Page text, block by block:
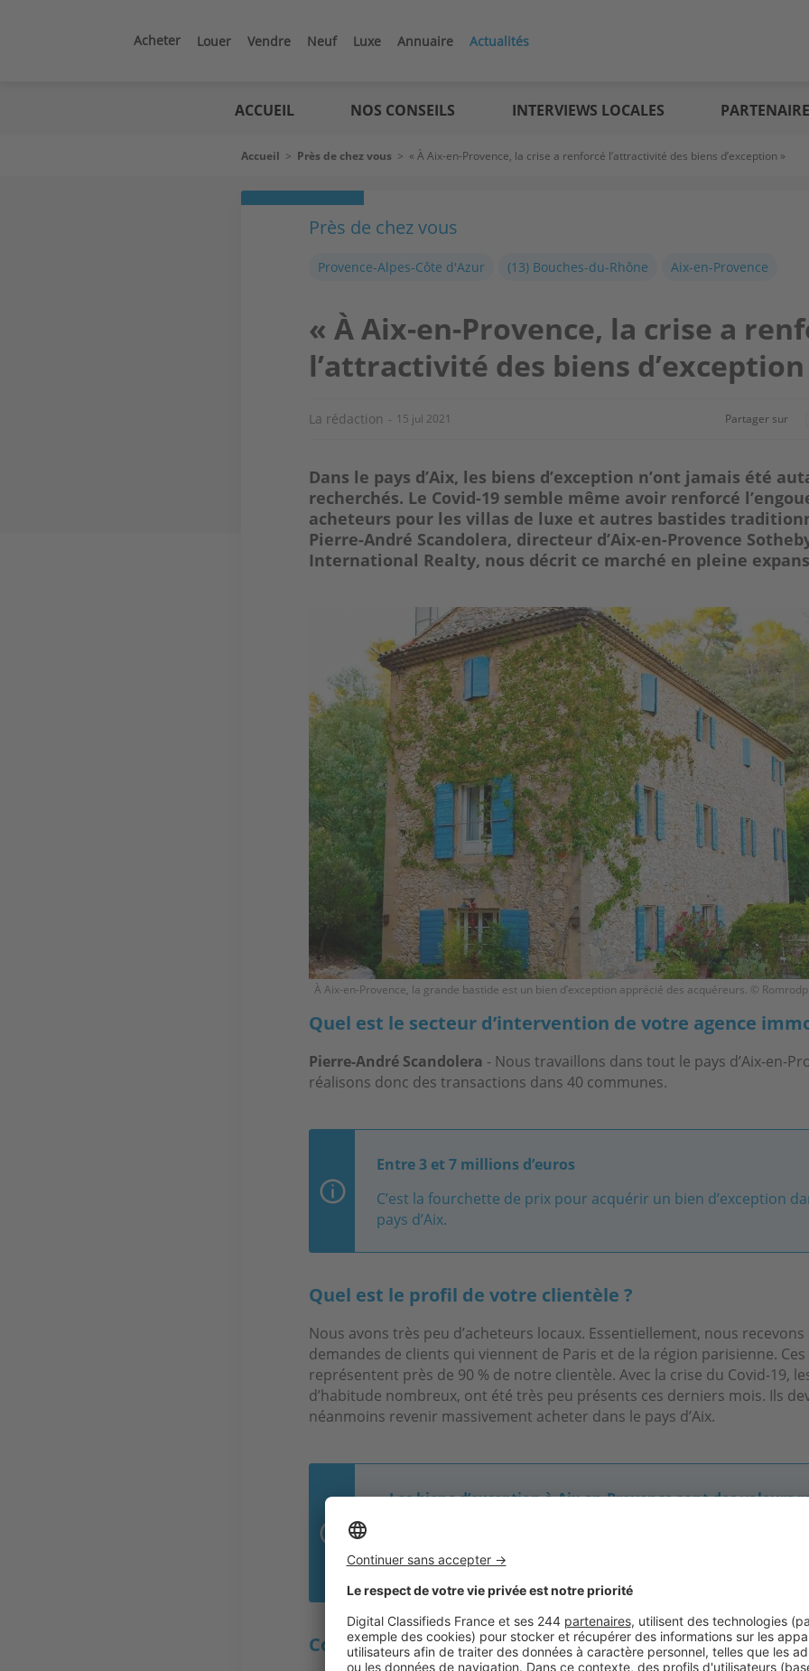
Acheter Louer Vendre Neuf Luxe Annuaire Actualités
ACCUEIL NOS CONSEILS INTERVIEWS LOCALES
Fil
Accueil > Près de chez vous > « À Aix-en-Provence, la crise a renforcé l’attractivité des biens d’exception »
Près de chez vous
Provence-Alpes-Côte d'Azur (13) Bouches-du-Rhône Aix-en-Provence
« À Aix-en-Provence, la crise a
l’attractivité des biens
La rédaction 15 jul 2021 Partager sur
Dans le pays d’Aix, les biens d’exception n’ont jamais été
recherchés. Le Covid-19 semble même avoir renforcé
acheteurs pour les villas de luxe et autres bastides
Pierre-André Scandolera, directeur d’Aix-en-Provence
International Realty, nous décrit ce marché en pleine
À Aix-en-Provence, la grande bastide est un bien d’exception apprécié des acquéreurs. ©
Quel est le secteur d’intervention de votre agence
Pierre-André Scandolera - Nous travaillons dans tout le pays d’Aix-en-
réalisons donc des transactions dans 40 communes.
Entre 3 et 7 millions d’euros
C’est la fourchette de prix pour acquérir un bien d’exception
pays d’Aix.
Quel est le profil de votre clientèle ?
Nous avons très peu d’acheteurs locaux. Essentiellement, nous recevons
demandes de clients qui viennent de Paris et de la région parisienne.
représentent près de 90 % de notre clientèle. Avec la crise du Covid-19,
d’habitude nombreux, ont été très peu présents ces derniers mois. Ils
néanmoins revenir massivement acheter dans le pays d’Aix.
« Les biens d’exception à Aix-en-Provence sont des valeurs
International Realty
Comment définissez-vous un bien d’exception dans le